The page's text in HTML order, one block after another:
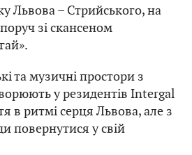
Львова – Стрийського, на
зі скансеном
та музичні простори з
у резидентів Intergal
в ритмі серця Львова, але з
повернутися у свій